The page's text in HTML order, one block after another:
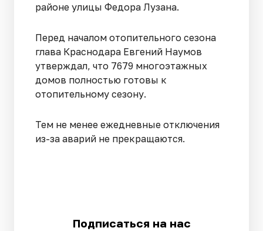
районе улицы Федора Лузана.
Перед началом отопительного сезона
глава Краснодара Евгений Наумов
утверждал, что 7679 многоэтажных
домов полностью готовы к
отопительному сезону.
Тем не менее ежедневные отключения
из-за аварий не прекращаются.
Подписаться на нас